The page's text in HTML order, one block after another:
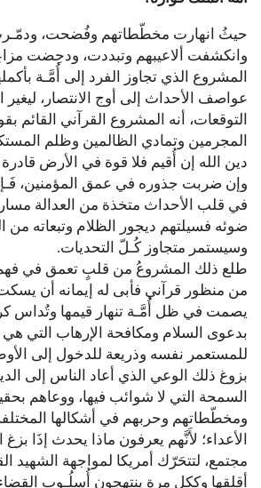
حيثُ انهارت مخطّطاتهم وفُضحت،
وانكشفت ألاعيبهم وتبددت، ودحِضت
المشروع الذي تجاوز الفرد إلى أُمَّـة
عواصف الأحداث إلى أوج الانتصار، ليغير
التوقعات، أنه المشروع القرآني القائم
المجرمين وتمادي الظالمين وظلم
دين الله إن أُقيم فلا قوة في الأرض
وإن ضربت جذوره في عمق المؤمنين،
في قلب الأحداث متخذة من العدالة
ضوئه فسيلتهم ديجور الظلام وتبعاته من
وسيستمر متجاوز كُـلّ التحديات.
طلع ذلك المشروعُ من قلبٍ تعمق في
من منظور قرآني فأبى له إيمانه أن
يصمت في ظل أُمَّـة تنهار قيمها وتُداس
بدعوى السلام ومكافحة الإرهاب التي
للمستعمر نفسه وذريعة للدخول إلى
بزوغ ذلك الوعي الذي أعاد الناس إلى
السمحة التي لا شوائب فيها، ووعاهم
ومخطّطاتهم وحربهم في أشكالها
الأعداء؛ لأَنَّهم يعرفون ماذا يحدث إذَا
مجتمع، لتتحَرّك أمريكا لمواجهة الشهيد
أقلقها وككل مرة ينتهجون أُسلُـوب